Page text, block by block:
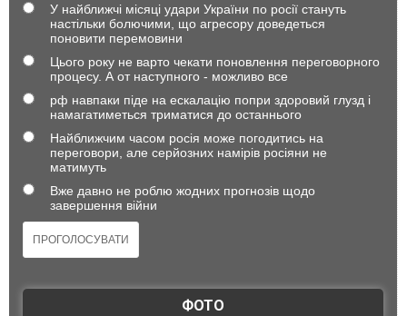
У найближчі місяці удари України по росії стануть
настільки болючими, що агресору доведеться
поновити перемовини
Цього року не варто чекати поновлення переговорного
процесу. А от наступного - можливо все
рф навпаки піде на ескалацію попри здоровий глузд і
намагатиметься триматися до останнього
Найближчим часом росія може погодитись на
переговори, але серйозних намірів росіяни не
матимуть
Вже давно не роблю жодних прогнозів щодо
завершення війни
ФОТО